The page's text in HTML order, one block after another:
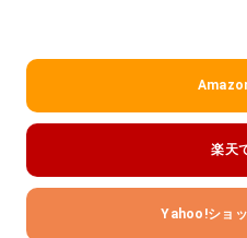
楽天
Yahoo!ショ